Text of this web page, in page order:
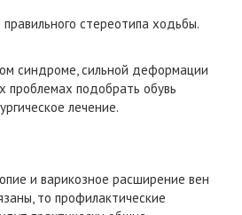
стереотипа ходьбы.
синдроме, сильной деформации
проблемах подобрать обувь
лечение.
и варикозное расширение вен
то профилактические